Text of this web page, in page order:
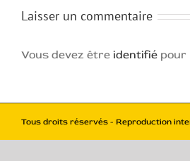
Laisser un commentaire
Vous devez être identifié pour
Tous droits réservés - Reproduction